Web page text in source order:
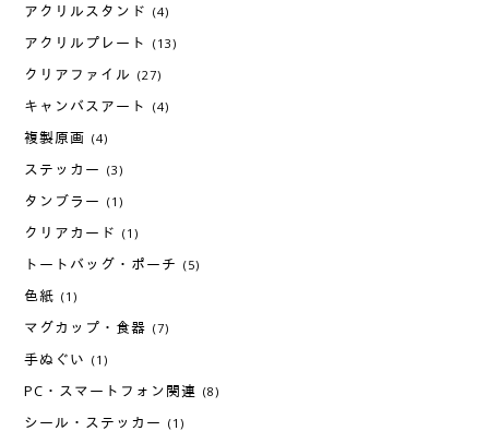
アクリルスタンド (4)
アクリルプレート (13)
クリアファイル (27)
キャンバスアート (4)
複製原画 (4)
ステッカー (3)
タンブラー (1)
クリアカード (1)
トートバッグ・ポーチ (5)
色紙 (1)
マグカップ・食器 (7)
手ぬぐい (1)
PC・スマートフォン関連 (8)
シール・ステッカー (1)